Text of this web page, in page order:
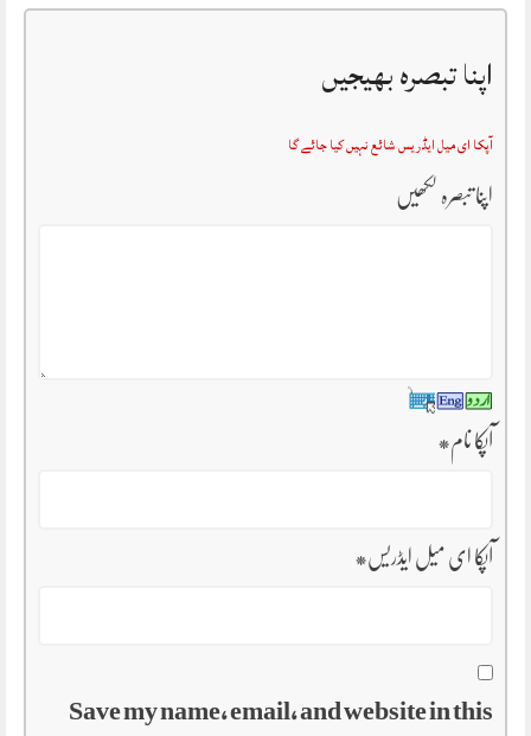
اپنا تبصرہ بھیجیں
آپکا ای میل ایڈریس شائع نہیں کیا جائے گا
اپنا تبصرہ لکھیں
آپکا نام*
آپکا ای میل ایڈریس*
Save my name, email, and website in this